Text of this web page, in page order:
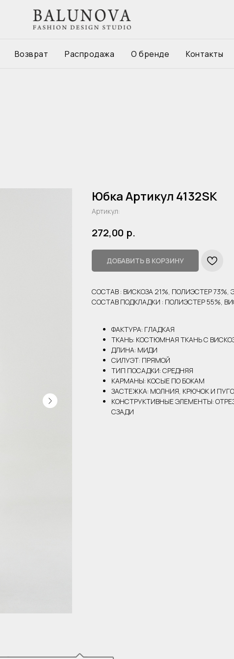
Возврат Распродажа О бренде Контакты
Юбка Артикул 4132SK
Артикул:
272,00 р.
ДОБАВИТЬ В КОРЗИНУ
СОСТАВ : ВИСКОЗА 21%, ПОЛИЭСТЕР 73%,
СОСТАВ ПОДКЛАДКИ : ПОЛИЭСТЕР 55%,
ФАКТУРА: ГЛАДКАЯ
ТКАНЬ: КОСТЮМНАЯ ТКАНЬ С
ДЛИНА: МИДИ
СИЛУЭТ: ПРЯМОЙ
ТИП ПОСАДКИ: СРЕДНЯЯ
КАРМАНЫ: КОСЫЕ ПО БОКАМ
ЗАСТЕЖКА: МОЛНИЯ, КРЮЧОК И
КОНСТРУКТИВНЫЕ ЭЛЕМЕНТЫ:
СЗАДИ